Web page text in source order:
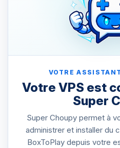
VOTRE
Votre VPS est
Super
Super Choupy permet à
administrer et installer du
BoxToPlay depuis votre